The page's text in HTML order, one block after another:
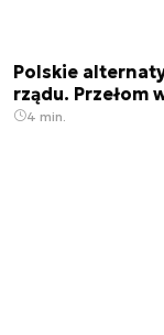
Polskie
rządu. Przełom
4 min.